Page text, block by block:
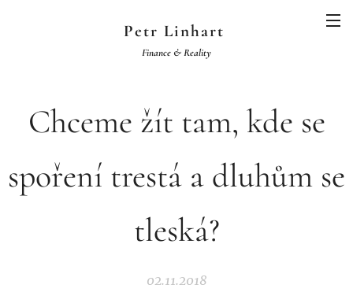
Petr Linhart
Finance & Reality
Chceme žít tam, kde se
spoření trestá a dluhům se
tleská?
02.11.2018